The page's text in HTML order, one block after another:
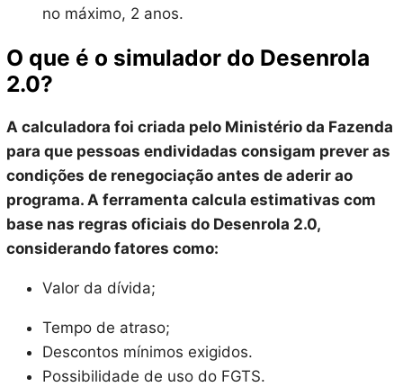
no máximo, 2 anos.
O que é o simulador do Desenrola
2.0?
A calculadora foi criada pelo Ministério da Fazenda
para que pessoas endividadas consigam prever as
condições de renegociação antes de aderir ao
programa. A ferramenta calcula estimativas com
base nas regras oficiais do Desenrola 2.0,
considerando fatores como:
Valor da dívida;
Tempo de atraso;
Descontos mínimos exigidos.
Possibilidade de uso do FGTS.